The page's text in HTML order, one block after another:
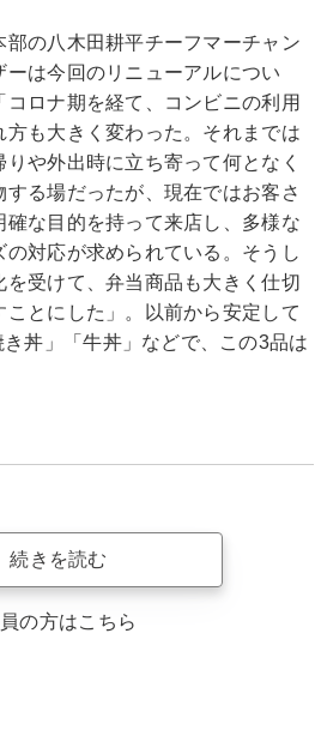
部の八木田耕平チーフマーチャン
ーは今回のリニューアルについ
コロナ期を経て、コンビニの利用
方も大きく変わった。それまでは
りや外出時に立ち寄って何となく
する場だったが、現在ではお客さ
確な目的を持って来店し、多様な
の対応が求められている。そうし
を受けて、弁当商品も大きく仕切
ことにした」。以前から安定して
丼」「牛丼」などで、この3品は
続きを読む
の方はこちら